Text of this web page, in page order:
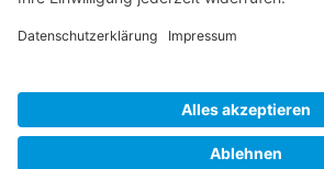
Bestellung Downloads
Widerrufsbelehrung
Impressum